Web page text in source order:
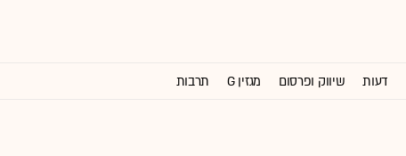
דעות שיווק ופרסום מגזין G תרבות